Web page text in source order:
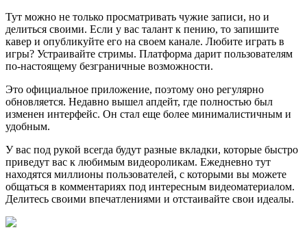
Тут можно не только просматривать чужие записи, но и
делиться своими. Если у вас талант к пению, то запишите
кавер и опубликуйте его на своем канале. Любите играть в
игры? Устраивайте стримы. Платформа дарит пользователям
по-настоящему безграничные возможности.
Это официальное приложение, поэтому оно регулярно
обновляется. Недавно вышел апдейт, где полностью был
изменен интерфейс. Он стал еще более минималистичным и
удобным.
У вас под рукой всегда будут разные вкладки, которые быстро
приведут вас к любимым видеороликам. Ежедневно тут
находятся миллионы пользователей, с которыми вы можете
общаться в комментариях под интересным видеоматериалом.
Делитесь своими впечатлениями и отстаивайте свои идеалы.